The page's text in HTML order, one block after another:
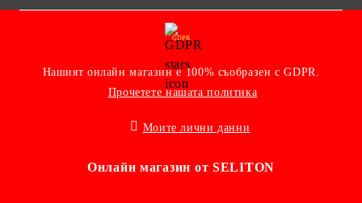
GDPR
Нашият онлайн магазин е 100% съобразен с GDPR.
Прочетете нашата политика
Моите лични данни
Онлайн магазин от SELITON